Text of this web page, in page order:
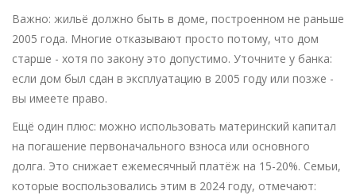
Важно: жильё должно быть в доме, построенном не раньше
2005 года. Многие отказывают просто потому, что дом
старше - хотя по закону это допустимо. Уточните у банка:
если дом был сдан в эксплуатацию в 2005 году или позже -
вы имеете право.
Ещё один плюс: можно использовать материнский капитал
на погашение первоначального взноса или основного
долга. Это снижает ежемесячный платёж на 15-20%. Семьи,
которые воспользовались этим в 2024 году, отмечают: